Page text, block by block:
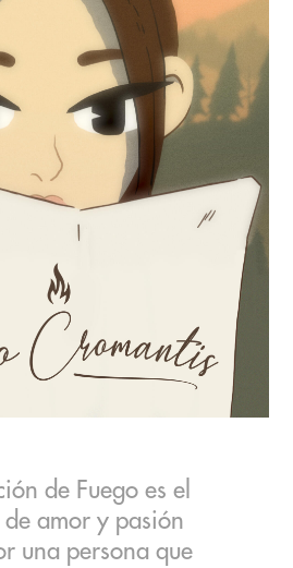
de Fuego es el
de amor y pasión
una persona que